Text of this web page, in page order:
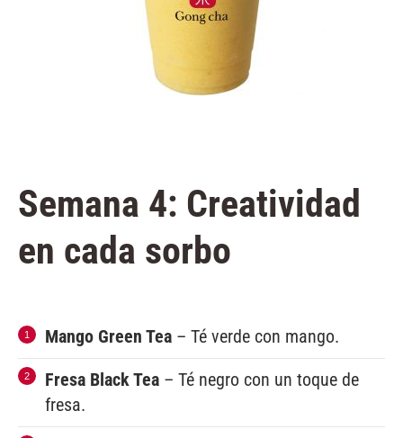
Semana 4: Creatividad
en cada sorbo
Mango Green Tea – Té verde con mango.
Fresa Black Tea – Té negro con un toque de
fresa.